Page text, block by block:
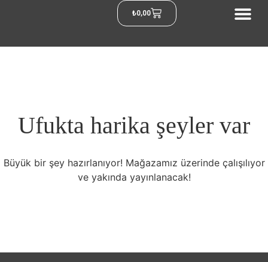
₺0,00
Ufukta harika şeyler var
Büyük bir şey hazırlanıyor! Mağazamız üzerinde çalışılıyor
ve yakında yayınlanacak!